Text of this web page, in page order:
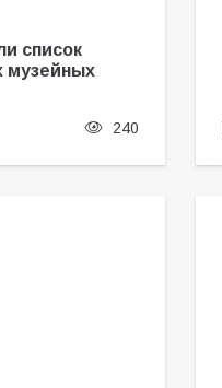
список
музейных
240